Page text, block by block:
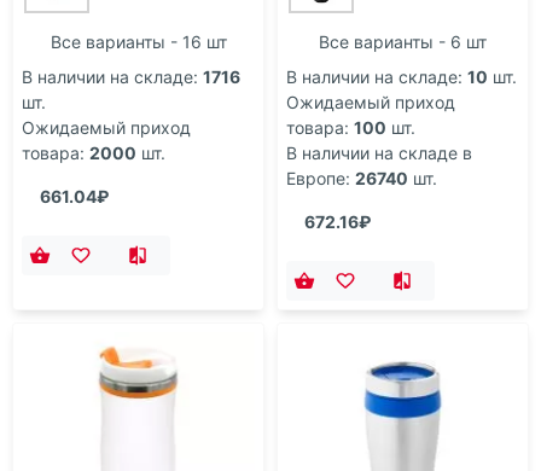
Все варианты - 16 шт
В наличии на складе: 1716
шт.
Ожидаемый приход
товара: 2000 шт.
661.04₽
Все варианты - 6 шт
В наличии на складе: 10 шт.
Ожидаемый приход
товара: 100 шт.
В наличии на складе в
Европе: 26740 шт.
672.16₽